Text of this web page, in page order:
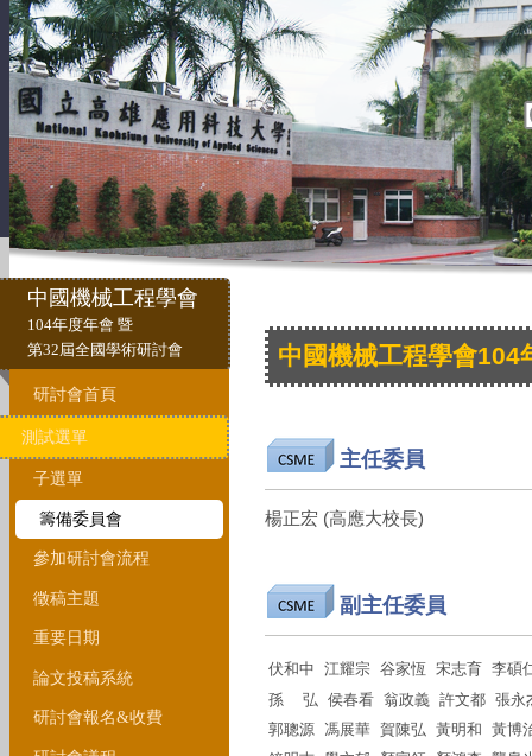
中國機械工程學會
104年度年會 暨
第32屆全國學術研討會
研討會首頁
測試選單
子選單
籌備委員會
參加研討會流程
徵稿主題
重要日期
論文投稿系統
研討會報名&收費
中國機械工程學會
主任委員
楊正宏 (高應大校長)
副主任委員
伏和中 江耀宗 谷家恆 宋志育 李碩
孫 弘 侯春看 翁政義 許文都 張永
郭聰源 馮展華 賀陳弘 黃明和 黃